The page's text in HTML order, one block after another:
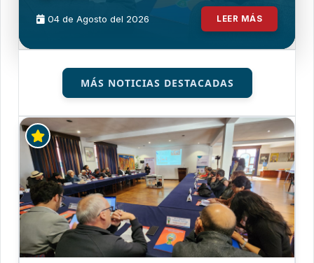
04 de Agosto del 2026 LEER MÁS
MÁS NOTICIAS DESTACADAS